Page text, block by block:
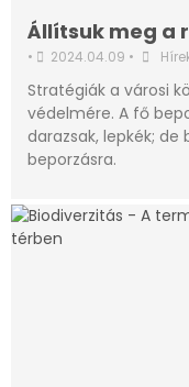
Állítsuk meg a
• 2024.04.09 •
Stratégiák a városi
védelmére. A fő
darazsak, lepkék; de
beporzásra.